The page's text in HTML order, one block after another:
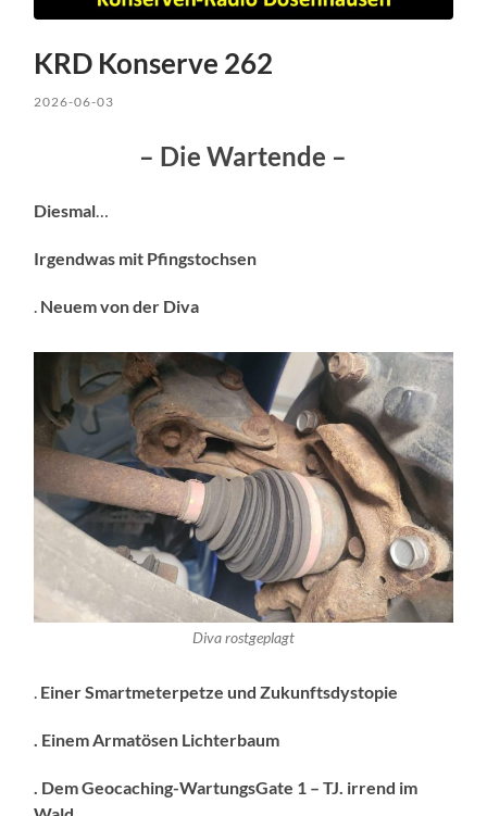
KRD Konserve 262
2026-06-03
– Die Wartende –
Diesmal
Irgendwas mit Pfingstochsen
Neuem von der Diva
Diva rostgeplagt
. Einer Smartmeterpetze und Zukunftsdystopie
. Einem Armatösen Lichterbaum
. Dem Geocaching-WartungsGate 1 – TJ. irrend im